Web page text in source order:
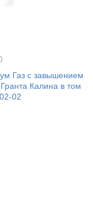
Газ с завышением
Калина в том
02